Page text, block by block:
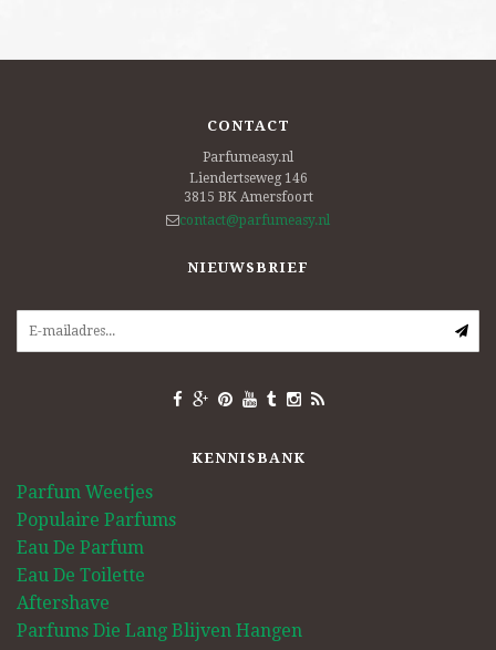
CONTACT
Parfumeasy.nl
Liendertseweg 146
3815 BK Amersfoort
contact@parfumeasy.nl
NIEUWSBRIEF
KENNISBANK
Parfum Weetjes
Populaire Parfums
Eau De Parfum
Eau De Toilette
Aftershave
Parfums Die Lang Blijven Hangen